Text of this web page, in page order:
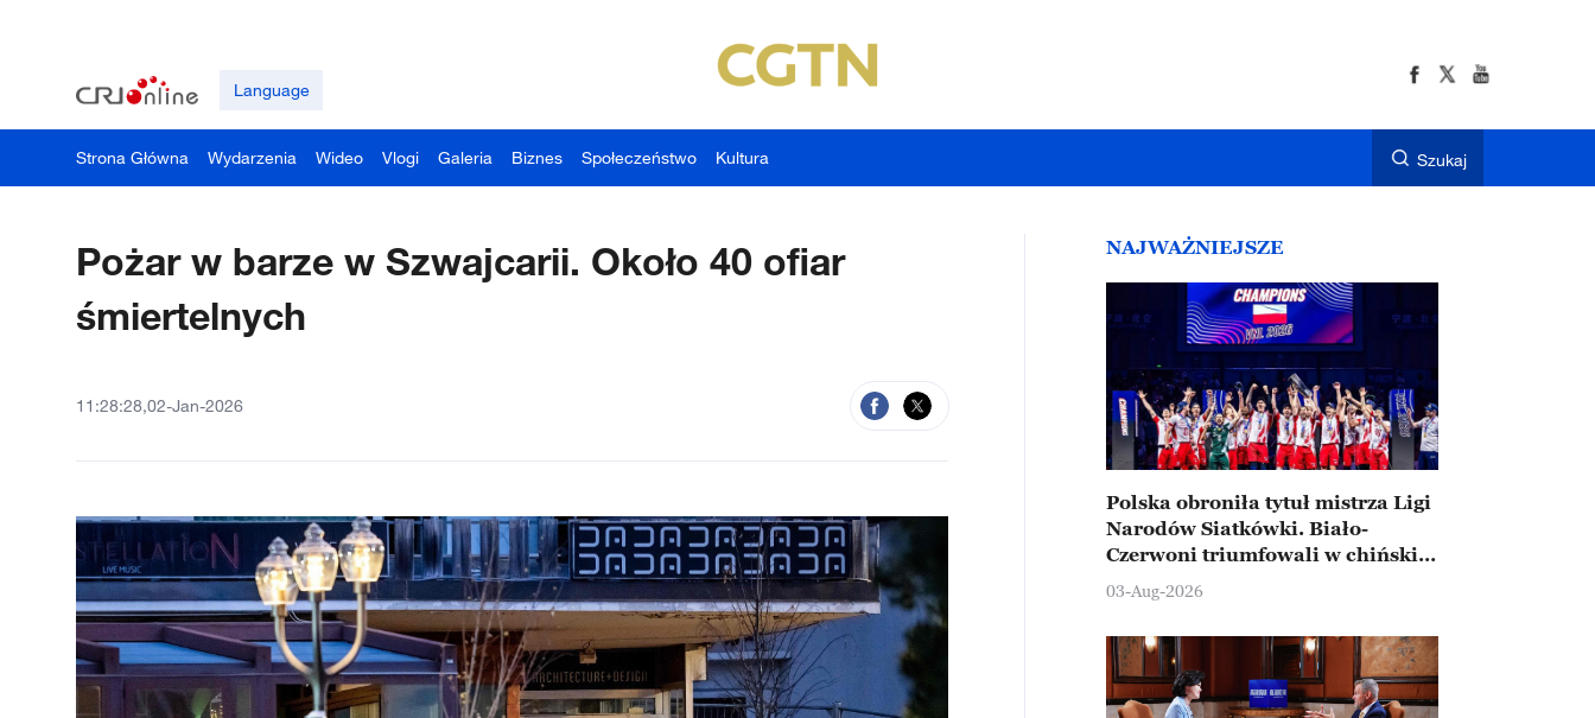
Language
Strona Główna Wydarzenia Wideo Vlogi Galeria Biznes Społeczeństwo Kultura Szukaj
Pożar w barze w Szwajcarii. Około 40 ofiar
śmiertelnych
11:28:28,02-Jan-2026
NAJWAŻNIEJSZE
Polska obroniła tytuł mistrza Ligi
Narodów Siatkówki. Biało-
Czerwoni triumfowali w chińskim
Ningbo
03-Aug-2026